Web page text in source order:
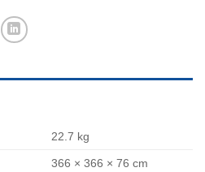
22.7 kg
366 × 366 × 76 cm